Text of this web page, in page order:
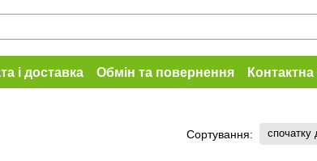
і доставка Обмін та повернення
Сортування: